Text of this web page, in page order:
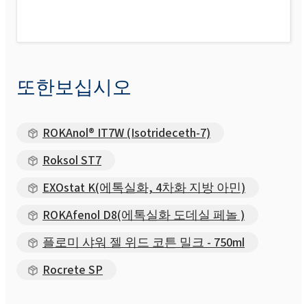
또한보십시오
ROKAnol® IT7W (Isotrideceth-7)
Roksol ST7
EXOstat K(에톡실화, 4차화 지방 아민)
ROKAfenol D8(에톡실화 도데실 페놀 )
플로미 샤워 젤 위드 코튼 밀크 - 750ml
Rocrete SP